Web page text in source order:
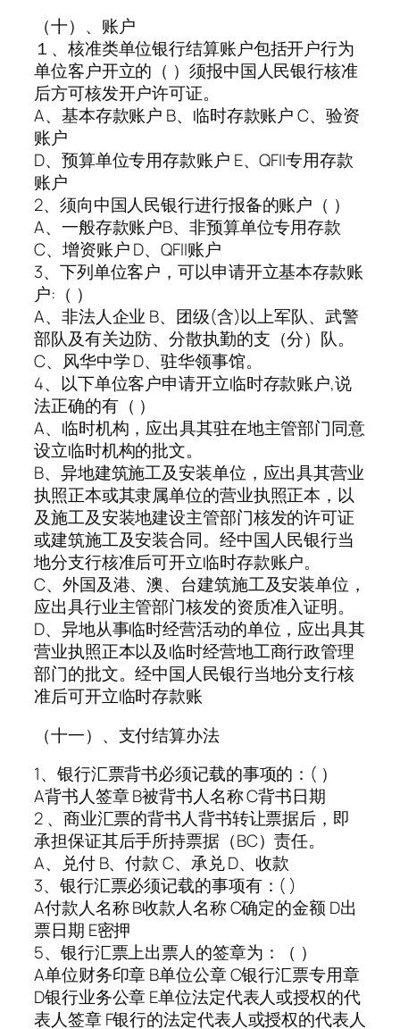
（十）、账户
１、核准类单位银行结算账户包括开户行为
单位客户开立的（ ）须报中国人民银行核准
后方可核发开户许可证。
A、基本存款账户 B、临时存款账户 C、验资
账户
D、预算单位专用存款账户 E、QFII专用存款
账户
2、须向中国人民银行进行报备的账户（ ）
A、一般存款账户B、非预算单位专用存款
C、增资账户 D、QFII账户
3、下列单位客户，可以申请开立基本存款账
户:（ ）
A、非法人企业 B、团级(含)以上军队、武警
部队及有关边防、分散执勤的支（分）队。
C、风华中学 D、驻华领事馆。
4、以下单位客户申请开立临时存款账户,说
法正确的有（ ）
A、临时机构，应出具其驻在地主管部门同意
设立临时机构的批文。
B、异地建筑施工及安装单位，应出具其营业
执照正本或其隶属单位的营业执照正本，以
及施工及安装地建设主管部门核发的许可证
或建筑施工及安装合同。经中国人民银行当
地分支行核准后可开立临时存款账户。
C、外国及港、澳、台建筑施工及安装单位，
应出具行业主管部门核发的资质准入证明。
D、异地从事临时经营活动的单位，应出具其
营业执照正本以及临时经营地工商行政管理
部门的批文。经中国人民银行当地分支行核
准后可开立临时存款账
（十一）、支付结算办法
1、银行汇票背书必须记载的事项的：( ）
A背书人签章 B被背书人名称 C背书日期
2 、商业汇票的背书人背书转让票据后，即
承担保证其后手所持票据（BC）责任。
A、兑付 B、付款 C、承兑 D、收款
3、银行汇票必须记载的事项有：( )
A付款人名称 B收款人名称 C确定的金额 D出
票日期 E密押
5、银行汇票上出票人的签章为：（ ）
A单位财务印章 B单位公章 C银行汇票专用章
D银行业务公章 E单位法定代表人或授权的代
表人签章 F银行的法定代表人或授权的代表人